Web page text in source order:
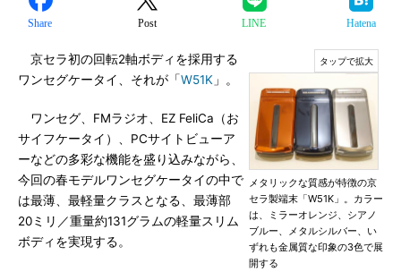
Share Post LINE Hatena
メタリックな質感が特徴の京
セラ製端末「W51K」。カラー
は、ミラーオレンジ、シアノ
ブルー、メタルシルバー、い
ずれも金属質な印象の3色で展
開する
京セラ初の回転2軸ボディを採用する
ワンセグケータイ、それが「W51K 」。
ワンセグ、FMラジオ、EZ FeliCa（お
サイフケータイ）、PCサイトビューア
ーなどの多彩な機能を盛り込みながら、
今回の春モデルワンセグケータイの中で
は最薄、最軽量クラスとなる、最薄部
20ミリ／重量約131グラムの軽量スリム
ボディを実現する。